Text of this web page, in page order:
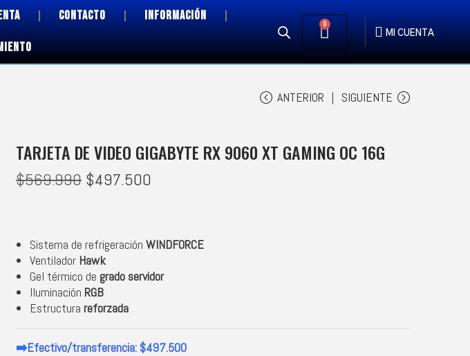
CONTACTO INFORMACIÓN
0
MI CUENTA
ANTERIOR SIGUIENTE
TARJETA DE VIDEO GIGABYTE RX 9060 XT GAMING OC 16G
$569.990 $497.500
Sistema de refrigeración WINDFORCE
Ventilador Hawk
Gel térmico de grado servidor
Iluminación RGB
Estructura reforzada
➡️Efectivo/transferencia: $497.500